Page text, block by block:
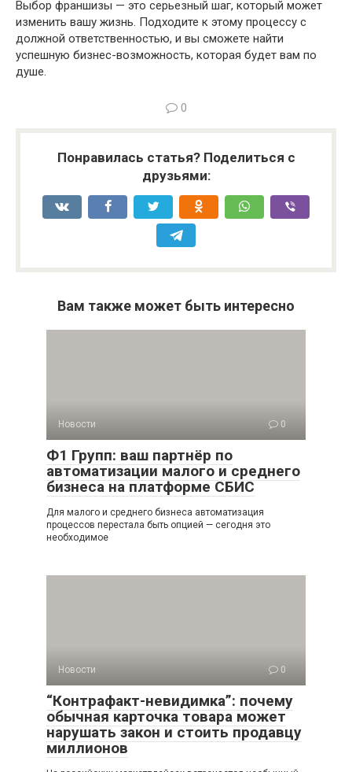
Выбор франшизы — это серьезный шаг, который может
изменить вашу жизнь. Подходите к этому процессу с
должной ответственностью, и вы сможете найти
успешную бизнес-возможность, которая будет вам по
душе.
0
Понравилась статья? Поделиться с
друзьями:
Вам также может быть интересно
Новости 0
Ф1 Групп: ваш партнёр по
автоматизации малого и среднего
бизнеса на платформе СБИС
Для малого и среднего бизнеса автоматизация
процессов перестала быть опцией — сегодня это
необходимое
Новости 0
“Контрафакт-невидимка”: почему
обычная карточка товара может
нарушать закон и стоить продавцу
миллионов